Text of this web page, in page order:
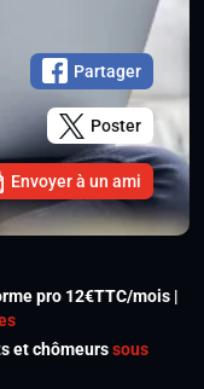
Partager
Poster
Envoyer à un ami
pro 12€TTC/mois |
et chômeurssous